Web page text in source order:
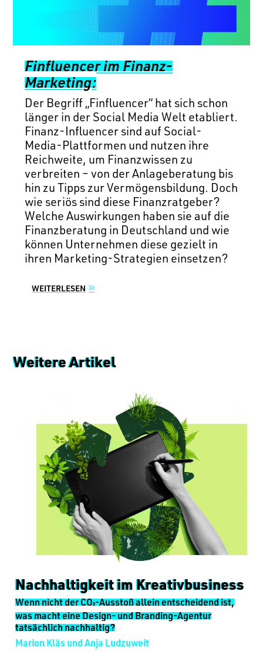
Finfluencer im Finanz-
Marketing:
Der Begriff „Finfluencer“ hat sich schon
länger in der Social Media Welt etabliert.
Finanz-Influencer sind auf Social-
Media-Plattformen und nutzen ihre
Reichweite, um Finanzwissen zu
verbreiten – von der Anlageberatung bis
hin zu Tipps zur Vermögensbildung. Doch
wie seriös sind diese Finanzratgeber?
Welche Auswirkungen haben sie auf die
Finanzberatung in Deutschland und wie
können Unternehmen diese gezielt in
ihren Marketing-Strategien einsetzen?
WEITERLESEN
Weitere Artikel
Nachhaltigkeit im Kreativbusiness
Marion Kläs und Anja Ludzuweit
Wenn nicht der CO2-Ausstoß allein entscheidend ist,
was macht eine Design- und Branding-Agentur
tatsächlich nachhaltig?